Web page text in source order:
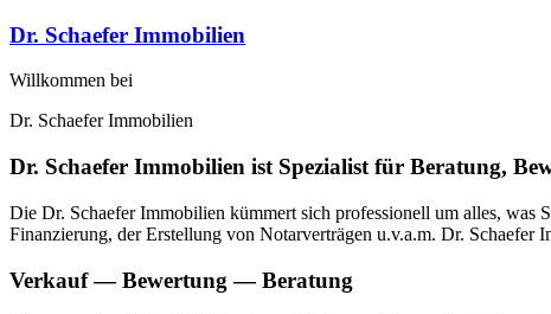
Dr. Schaefer Immobilien
Willkommen bei
Dr. Schaefer Immobilien
Dr. Schaefer Immobilien ist Spezialist für Beratung,
Die Dr. Schaefer Immobilien kümmert sich professionell um alles, was
Finanzierung, der Erstellung von Notarverträgen u.v.a.m. Dr.
Verkauf — Bewertung — Beratung